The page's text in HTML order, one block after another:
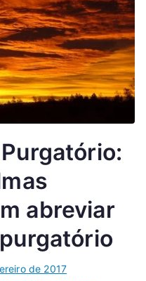
abreviar
de 2017